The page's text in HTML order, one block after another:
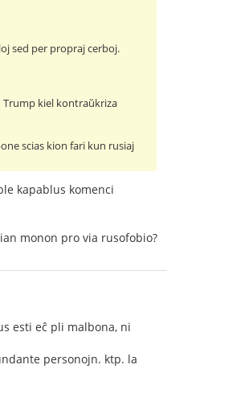
sed per propraj cerboj.
Trump kiel kontraŭkriza
scias kion fari kun rusiaj
kapablus komenci
monon pro via rusofobio?
esti eĉ pli malbona, ni
personojn. ktp. la